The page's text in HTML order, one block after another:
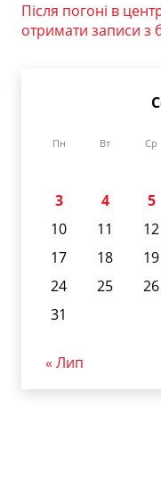
Після погоні в
отримати записи з
Пн Вт Ср
3
4 5
10
11 12
17
18 19
24
25 26
31
« Лип